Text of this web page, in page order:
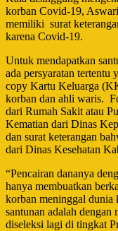
korban Covid-19,
memiliki surat
karena Covid-19.
Untuk mendapatkan
ada persyaratan tertentu
copy Kartu Keluarga
korban dan ahli waris.
dari Rumah Sakit atau
Kematian dari Dinas
dan surat keterangan
dari Dinas Kesehatan
“Pencairan dananya
hanya membuatkan
korban meninggal dunia
santunan adalah
diseleksi lagi di tingkat